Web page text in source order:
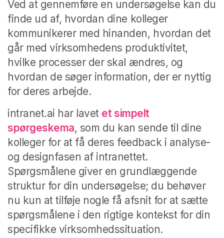
Ved at gennemføre en undersøgelse kan du
finde ud af, hvordan dine kolleger
kommunikerer med hinanden, hvordan det
går med virksomhedens produktivitet,
hvilke processer der skal ændres, og
hvordan de søger information, der er nyttig
for deres arbejde.
intranet.ai har lavet et simpelt
spørgeskema, som du kan sende til dine
kolleger for at få deres feedback i analyse-
og designfasen af intranettet.
Spørgsmålene giver en grundlæggende
struktur for din undersøgelse; du behøver
nu kun at tilføje nogle få afsnit for at sætte
spørgsmålene i den rigtige kontekst for din
specifikke virksomhedssituation.